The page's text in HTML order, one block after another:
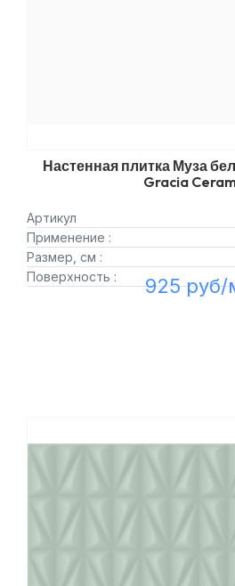
Настенная плитка Муза
Gracia
Артикул
Применение :
Размер, см :
Поверхность :
925